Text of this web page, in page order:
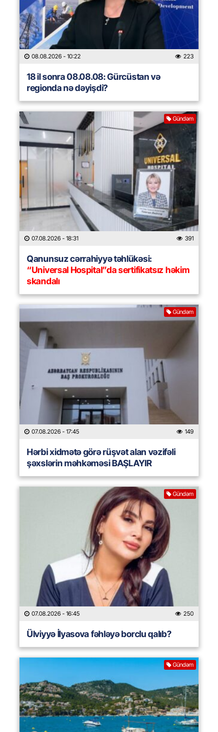
08.08.2026 - 10:22 223
18 il sonra 08.08.08: Gürcüstan və
regionda nə dəyişdi?
Gündəm
07.08.2026 - 18:31 391
Qanunsuz cərrahiyyə təhlükəsi:
“Universal Hospital”da sertifikatsız həkim
skandalı
Gündəm
07.08.2026 - 17:45 149
Hərbi xidmətə görə rüşvət alan vəzifəli
şəxslərin məhkəməsi BAŞLAYIR
Gündəm
07.08.2026 - 16:45 250
Ülviyyə İlyasova fəhləyə borclu qalıb?
Gündəm